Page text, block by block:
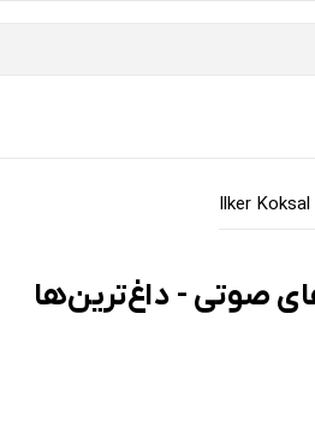
Ilker Koksal